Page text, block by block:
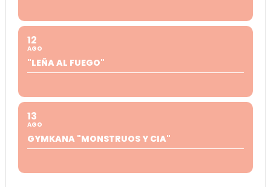
12
AGO
"LEÑA AL FUEGO"
13
AGO
GYMKANA "MONSTRUOS Y CIA"